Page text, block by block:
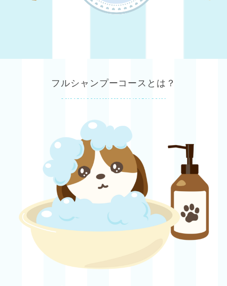
フルシャンプーコースとは？